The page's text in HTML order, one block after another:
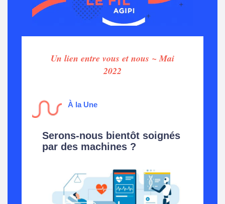
Un lien entre vous et nous ~ Mai
2022
À la Une
Serons-nous bientôt soignés
par des machines ?